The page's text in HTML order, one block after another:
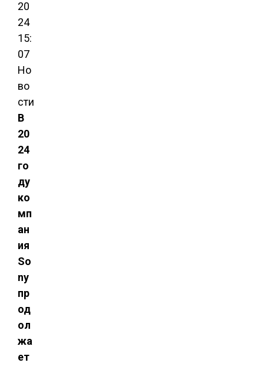
20
24
15:
07
Но
во
сти
В
20
24
го
ду
ко
мп
ан
ия
So
ny
пр
од
ол
жа
ет